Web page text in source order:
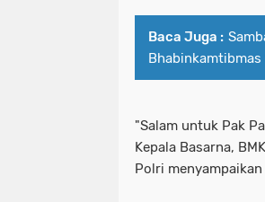
Baca Juga :
Bhabinkamtibmas
"Salam untuk Pak
Kepala Basarna,
Polri